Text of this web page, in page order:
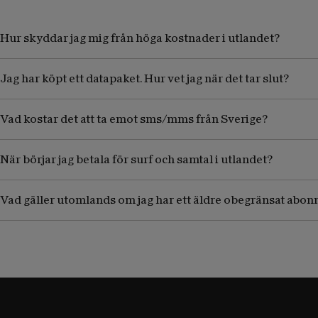
Hur skyddar jag mig från höga kostnader i utlandet?
Jag har köpt ett datapaket. Hur vet jag när det tar slut?
Vad kostar det att ta emot sms/mms från Sverige?
När börjar jag betala för surf och samtal i utlandet?
Vad gäller utomlands om jag har ett äldre obegränsat